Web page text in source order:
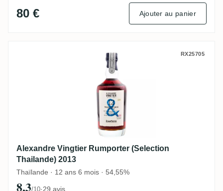
80 € Ajouter au panier
Alexandre Vingtier Rumporter (Selection
RX25705
Alexandre Vingtier Rumporter (Selection
Thailande) 2013
Thaïlande · 12 ans 6 mois · 54,55%
8,3/10·29 avis